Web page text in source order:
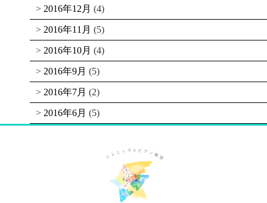
2016年12月 (4)
2016年11月 (5)
2016年10月 (4)
2016年9月 (5)
2016年7月 (2)
2016年6月 (5)